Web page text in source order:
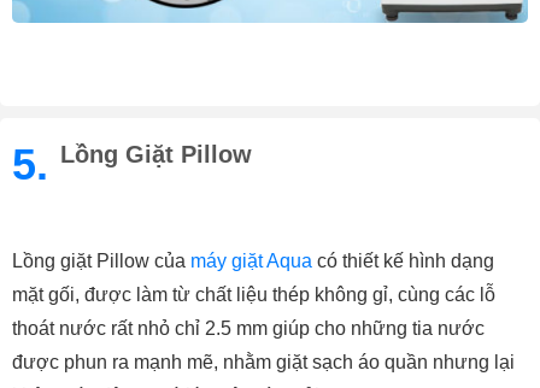
5. Lồng Giặt Pillow
Lồng giặt Pillow của máy giặt Aqua có thiết kế hình dạng
mặt gối, được làm từ chất liệu thép không gỉ, cùng các lỗ
thoát nước rất nhỏ chỉ 2.5 mm giúp cho những tia nước
được phun ra mạnh mẽ, nhằm giặt sạch áo quần nhưng lại